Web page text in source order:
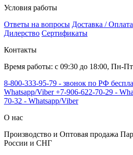
Условия работы
Ответы на вопросы Доставка / Оплата
Дилерство Сертификаты
Контакты
Время работы: с 09:30 до 18:00, Пн-Пт
8-800-333-95-79 - звонок по РФ
Whatsapp/Viber+7-906-622-70-29 -
70-32 - Whatsapp/Viber
О нас
Производство и Оптовая продажа
России и СНГ